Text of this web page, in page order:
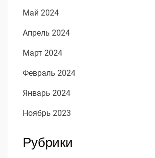
Май 2024
Апрель 2024
Март 2024
Февраль 2024
Январь 2024
Ноябрь 2023
Рубрики